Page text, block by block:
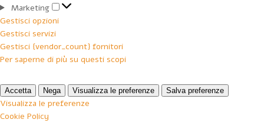
Marketing
Marketing
Gestisci opzioni
Gestisci servizi
Gestisci {vendor_count} fornitori
Per saperne di più su questi scopi
Accetta Nega Visualizza le preferenze Salva preferenze
Visualizza le preferenze
Cookie Policy